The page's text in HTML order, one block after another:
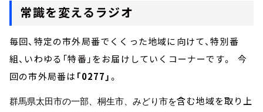
常識を変えるラジオ
毎回、特定の市外局番でくくった地域に向けて、特別番
組、いわゆる「特番」をお届けしていくコーナーです。 今
回の市外局番は 「0277」。
群馬県太田市の一部、桐生市、みどり市を含む地域を取り上